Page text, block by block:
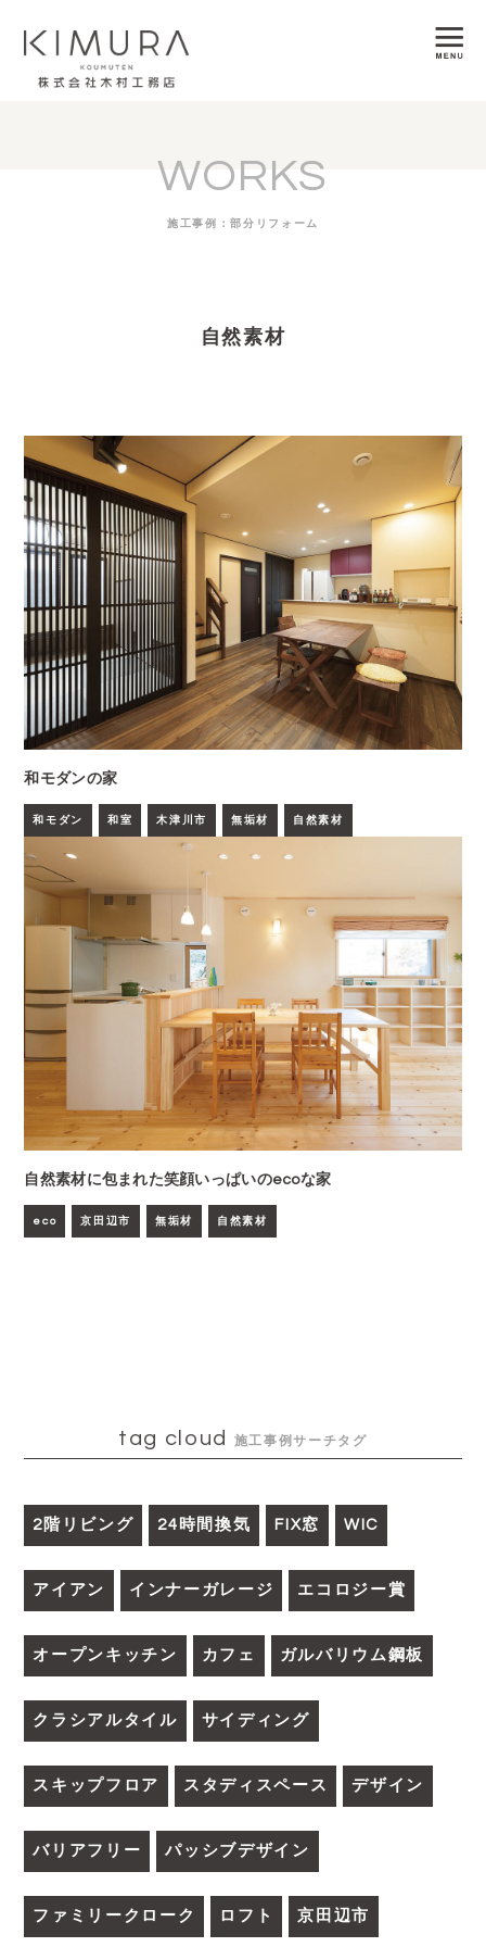
WORKS
施工事例：部分リフォーム
自然素材
和モダンの家
和モダン 和室 木津川市 無垢材 自然素材
自然素材に包まれた笑顔いっぱいのecoな家
eco 京田辺市 無垢材 自然素材
tag cloud 施工事例サーチタグ
2階リビング 24時間換気 FIX窓 WIC
アイアン インナーガレージ エコロジー賞
オープンキッチン カフェ ガルバリウム鋼板
クラシアルタイル サイディング
スキップフロア スタディスペース デザイン
バリアフリー パッシブデザイン
ファミリークローク ロフト 京田辺市